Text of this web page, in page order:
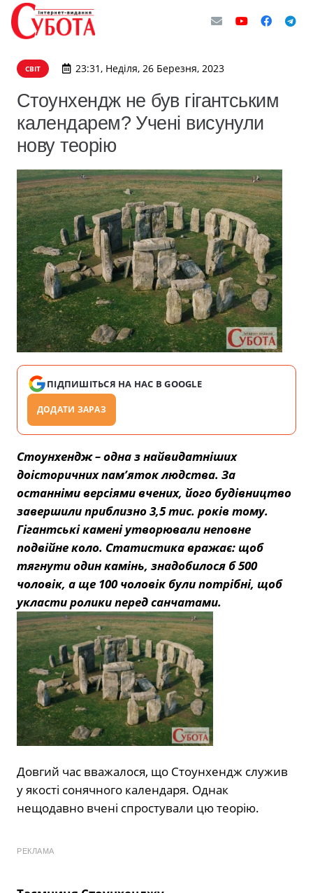
СВІТ 23:31, Неділя, 26 Березня, 2023
Стоунхендж не був гігантським
календарем? Учені висунули
нову теорію
ПІДПИШІТЬСЯ НА НАС В GOOGLE
ДОДАТИ ЗАРАЗ
Стоунхендж – одна з найвидатніших
доісторичних пам’яток людства. За
останніми версіями вчених, його будівництво
завершили приблизно 3,5 тис. років тому.
Гігантські камені утворювали неповне
подвійне коло. Статистика вражає: щоб
тягнути один камінь, знадобилося б 500
чоловік, а ще 100 чоловік були потрібні, щоб
укласти ролики перед санчатами.
Довгий час вважалося, що Стоунхендж служив
у якості сонячного календаря. Однак
нещодавно вчені спростували цю теорію.
РЕКЛАМА